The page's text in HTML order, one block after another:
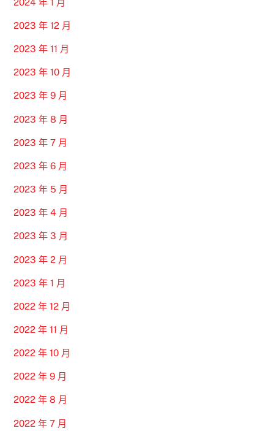
2023 年 12 月
2023 年 11 月
2023 年 10 月
2023 年 9 月
2023 年 8 月
2023 年 7 月
2023 年 6 月
2023 年 5 月
2023 年 4 月
2023 年 3 月
2023 年 2 月
2023 年 1 月
2022 年 12 月
2022 年 11 月
2022 年 10 月
2022 年 9 月
2022 年 8 月
2022 年 7 月